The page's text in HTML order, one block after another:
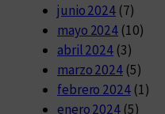
junio 2024 (7)
mayo 2024 (10)
abril 2024 (3)
marzo 2024 (5)
febrero 2024(1)
enero 2024 (5)